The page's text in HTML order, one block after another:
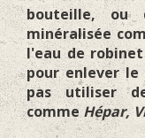
bouteille, ou
minéralisée
l'eau de
pour enlever le
pas utiliser
commeHépar,